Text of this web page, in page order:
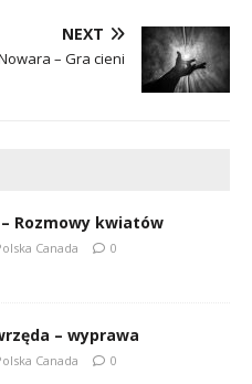
NEXT
– Gra cieni
Rozmowy kwiatów
Canada 0
– wyprawa
Canada 0